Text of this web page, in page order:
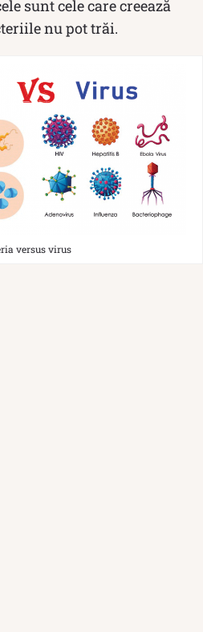
sunt cele care creează
nu pot trăi.
versus virus